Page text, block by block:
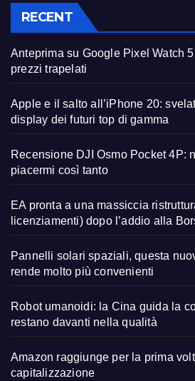
RECENT
Anteprima su Google Pixel Watch
prezzi trapelati
Apple e il salto all’iPhone 20:
display dei futuri top di gamma
Recensione DJI Osmo Pocket 4P:
piacermi così tanto
EA pronta a una massiccia
licenziamenti) dopo l’addio alla
Pannelli solari spaziali, questa
rende molto più convenienti
Robot umanoidi: la Cina guida la
restano davanti nella qualità
Amazon raggiunge per la prima
capitalizzazione